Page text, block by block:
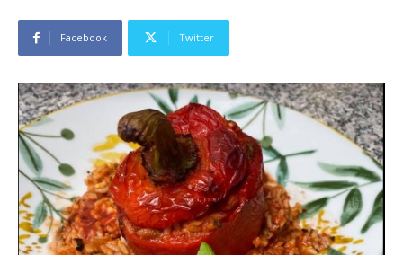
Facebook Twitter